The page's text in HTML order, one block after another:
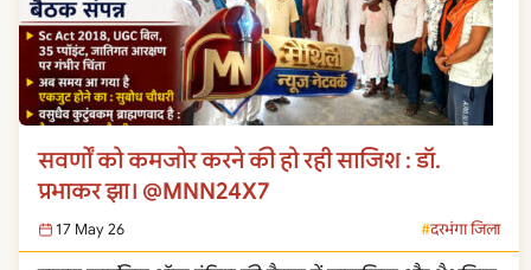
सवर्णों को कमजोर करने की हो रही साजिश : डॉ.
प्रभाकर झा। @MNN24X7
17 May 26 दरभंगा जिला